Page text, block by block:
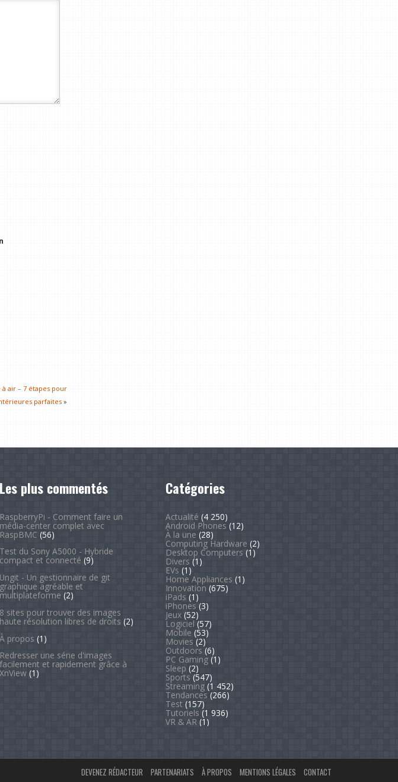
air – 7 étapes pour
parfaites»
Les plus commentés
RaspberryPi - Comment faire un
média-center complet avec
RaspBMC (56)
Test du Sony A5000 - Hybride
compact et connecté (9)
Ungit - Un gestionnaire de git
graphique agréable et
multiplateforme (2)
8 sites pour trouver des images
haute résolution libres de droits (2)
À propos (1)
Redresser une série d'images
facilement et rapidement grâce à
XnView(1)
Catégories
Actualité (4 250)
Android Phones(12)
À la une (28)
Computing Hardware (2)
Desktop Computers (1)
Divers (1)
EVs (1)
Home Appliances (1)
Innovation (675)
iPads (1)
iPhones(3)
Jeux(52)
Logiciel (57)
Mobile (53)
Movies (2)
Outdoors(6)
PC Gaming(1)
Sleep (2)
Sports(547)
Streaming(1 452)
Tendances(266)
Test (157)
Tutoriels (1 936)
VR & AR (1)
DEVENEZ RÉDACTEUR PARTENARIATS À PROPOS MENTIONS LÉGALES CONTACT